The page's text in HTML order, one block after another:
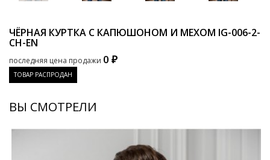
ЧЁРНАЯ КУРТКА С КАПЮШОНОМ И МЕХОМ IG-006-2-
CH-EN
последняя цена продажи 0 ₽
ТОВАР РАСПРОДАН
ВЫ СМОТРЕЛИ